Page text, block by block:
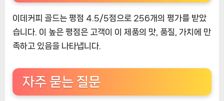
이데커피 골드는 평점 4.5/5점으로 256개의 평가를 받았
습니다. 이 높은 평점은 고객이 이 제품의 맛, 품질, 가치에 만
족하고 있음을 나타냅니다.
자주 묻는 질문